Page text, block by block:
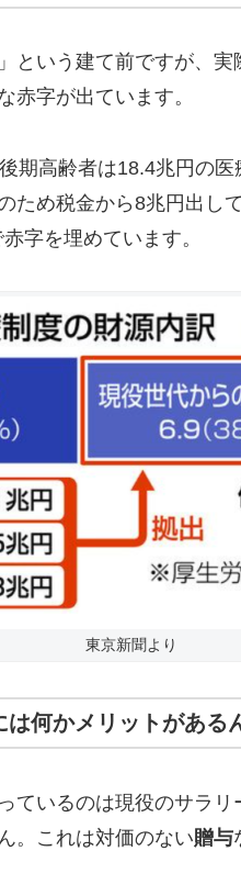
という建て前ですが、
赤字が出ています。
期高齢者は18.4兆円の
ため税金から8兆円出し
字を埋めています。
東京新聞より
何かメリットがある
ているのは現役のサラ
。これは対価のない贈与